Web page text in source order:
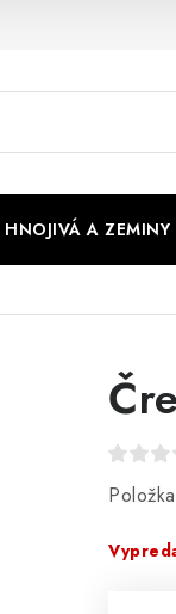
HNOJIVÁ A ZEMINY